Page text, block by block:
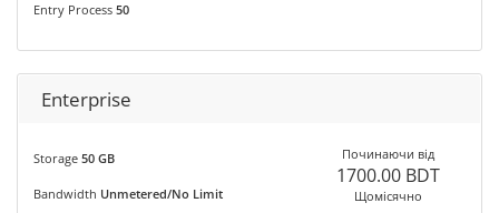
Entry Process 50
Enterprise
Storage 50 GB
Bandwidth Unmetered/No Limit
Починаючи від
1700.00 BDT
Щомісячно